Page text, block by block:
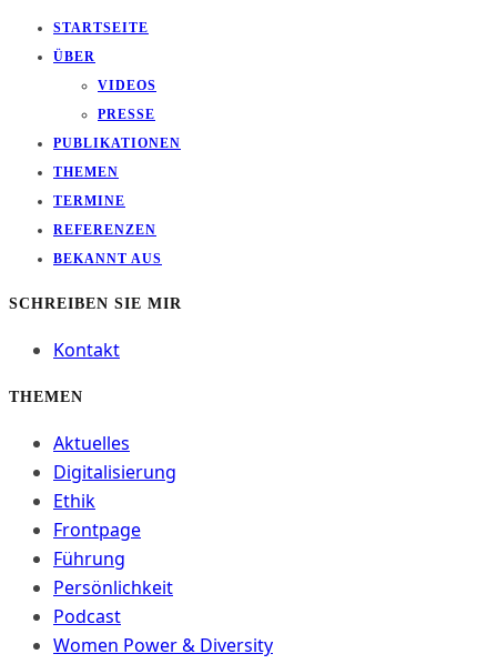
STARTSEITE
ÜBER
VIDEOS
PRESSE
PUBLIKATIONEN
THEMEN
TERMINE
REFERENZEN
BEKANNT AUS
SCHREIBEN SIE MIR
Kontakt
THEMEN
Aktuelles
Digitalisierung
Ethik
Frontpage
Führung
Persönlichkeit
Podcast
Women Power & Diversity